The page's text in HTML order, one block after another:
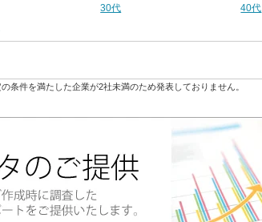
30代
40代
条件を満たした企業が2社未満のため発表しておりません。